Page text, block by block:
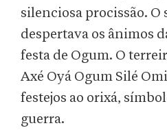
silenciosa procissão. O
despertava os ânimos
festa de Ogum. O
Axé Oyá Ogum Silé
festejos ao orixá,
guerra.